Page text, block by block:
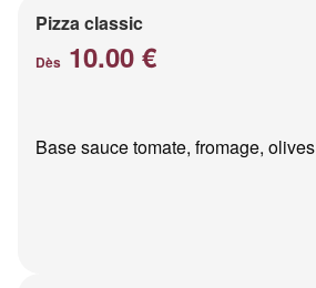
Pizza classic
Dès 10.00 €
Base sauce tomate, fromage, olives